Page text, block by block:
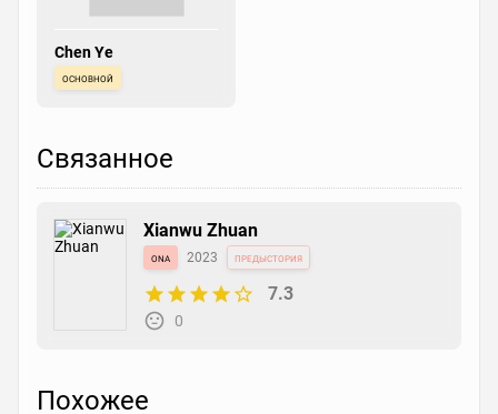
Chen Ye
основной
Связанное
Xianwu Zhuan
ona 2023 предыстория
7.3
0
Похожее